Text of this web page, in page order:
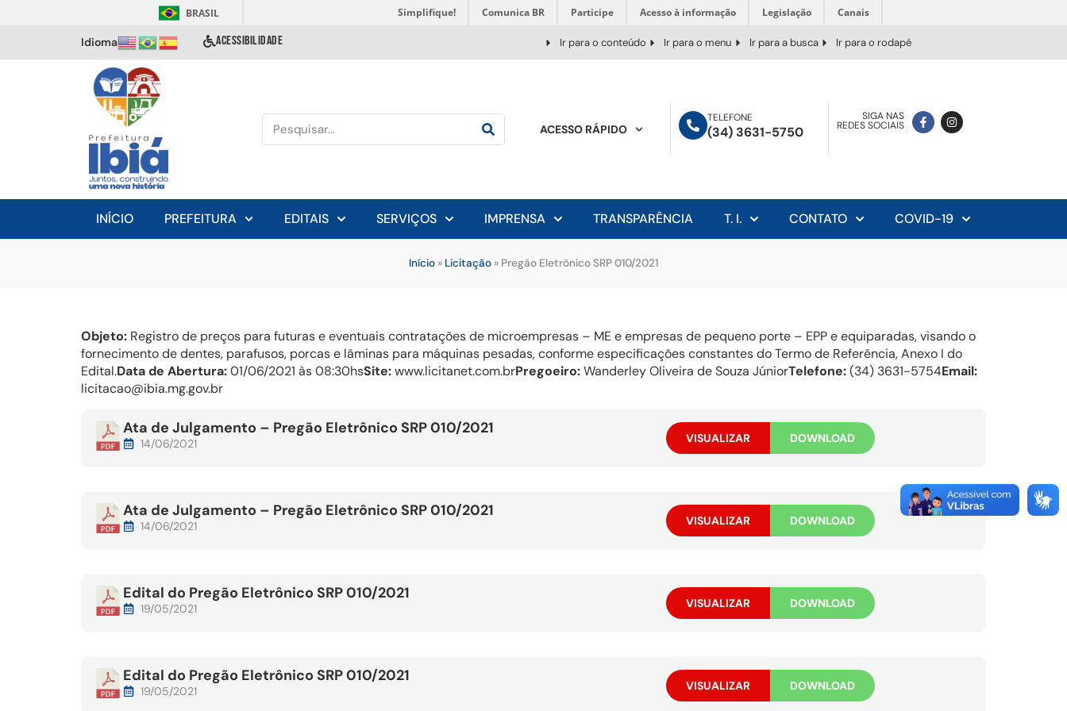
BRASIL Simplifique! Comunica BR Participe Acesso à informação Legislação Canais
Idioma ACESSIBILIDADE Ir para o conteúdo Ir para o menu Ir para a busca Ir para o rodapé
ACESSO RÁPIDO
TELEFONE
(34) 3631-5750
SIGA NAS
REDES SOCIAIS
INÍCIO PREFEITURA EDITAIS SERVIÇOS IMPRENSA TRANSPARÊNCIA T. I. CONTATO COVID-19
Início » Licitação » Pregão Eletrônico SRP 010/2021
Objeto: Registro de preços para futuras e eventuais contratações de microempresas – ME e empresas de pequeno porte – EPP e equiparadas, visando o
fornecimento de dentes, parafusos, porcas e lâminas para máquinas pesadas, conforme especificações constantes do Termo de Referência, Anexo I do
Edital.Data de Abertura:01/06/2021 às 08:30hsSite:www.licitanet.com.brPregoeiro:Wanderley Oliveira de Souza JúniorTelefone:(34) 3631-5754Email:
licitacao@ibia.mg.gov.br
Ata de Julgamento – Pregão Eletrônico SRP 010/2021
14/06/2021 VISUALIZAR DOWNLOAD
Ata de Julgamento – Pregão Eletrônico SRP 010/2021
14/06/2021 VISUALIZAR DOWNLOAD
Edital do Pregão Eletrônico SRP 010/2021
19/05/2021 VISUALIZAR DOWNLOAD
Edital do Pregão Eletrônico SRP 010/2021
19/05/2021 VISUALIZAR DOWNLOAD